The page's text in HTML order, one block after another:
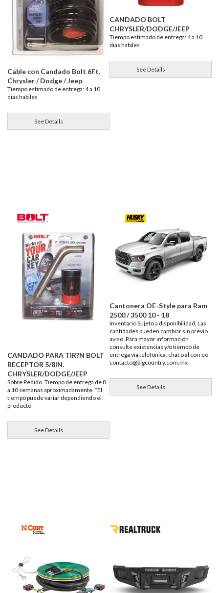
Cable con Candado Bolt 6Ft.
Chrysler / Dodge / Jeep
Tiempo estimado de entrega: 4 a 10
dias habiles
See Details
CANDADO BOLT
CHRYSLER/DODGE/JEEP
Tiempo estimado de entrega: 4 a 10
dias habiles
See Details
CANDADO PARA TIR?N BOLT
RECEPTOR 5/8IN.
CHRYSLER/DODGE/JEEP
Sobre Pedido. Tiempo de entrega de 8
a 10 semanas aproximadamente. *El
tiempo puede variar dependiendo el
producto
See Details
Cantonera OE-Style para Ram
2500 / 3500 10 - 18
Inventario Sujeto a disponibilidad, Las
cantidades pueden cambiar sin previo
aviso. Para mayor información
consulte existencias y/o tiempo de
entrega vía telefónica, chat o al correo
contacto@bigcountry.com.mx
See Details